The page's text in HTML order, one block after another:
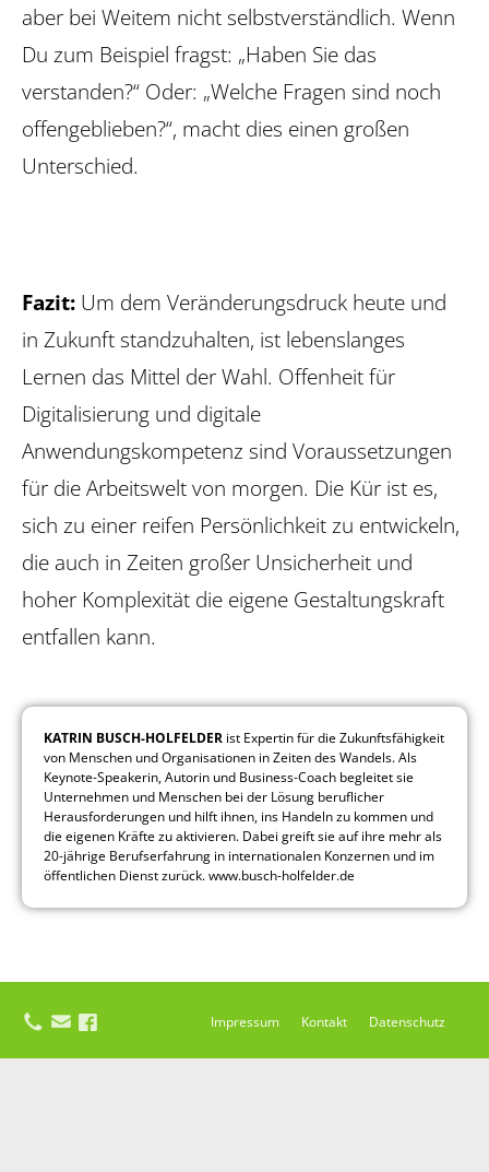
aber bei Weitem nicht selbstverständlich. Wenn
Du zum Beispiel fragst: „Haben Sie das
verstanden?“ Oder: „Welche Fragen sind noch
offengeblieben?“, macht dies einen großen
Unterschied.
Fazit: Um dem Veränderungsdruck heute und
in Zukunft standzuhalten, ist lebenslanges
Lernen das Mittel der Wahl. Offenheit für
Digitalisierung und digitale
Anwendungskompetenz sind Voraussetzungen
für die Arbeitswelt von morgen. Die Kür ist es,
sich zu einer reifen Persönlichkeit zu entwickeln,
die auch in Zeiten großer Unsicherheit und
hoher Komplexität die eigene Gestaltungskraft
entfallen kann.
KATRIN BUSCH-HOLFELDER ist Expertin für die Zukunftsfähigkeit
von Menschen und Organisationen in Zeiten des Wandels. Als
Key­note-Speakerin, Autorin und Business-Coach begleitet sie
Unternehmen und Menschen bei der Lösung beruflicher
Herausforderungen und hilft ihnen, ins Handeln zu kommen und
die eigenen Kräfte zu aktivieren. Dabei greift sie auf ihre mehr als
20-jährige Berufserfahrung in internationalen Konzernen und im
öffentlichen Dienst zurück. www.busch-holfelder.de
Impressum Kontakt Datenschutz